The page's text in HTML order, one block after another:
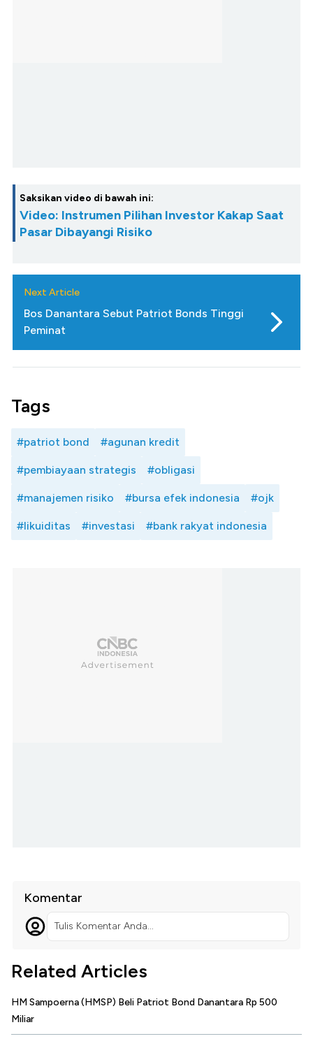
Saksikan video di bawah ini:
Video: Instrumen Pilihan Investor Kakap Saat
Pasar Dibayangi Risiko
Next Article
Bos Danantara Sebut Patriot Bonds Tinggi
Peminat
Tags
#patriot bond #agunan kredit
#pembiayaan strategis #obligasi
#manajemen risiko #bursa efek indonesia #ojk
#likuiditas #investasi #bank rakyat indonesia
Komentar
Tulis Komentar Anda...
Related Articles
HM Sampoerna (HMSP) Beli Patriot Bond Danantara Rp 500
Miliar